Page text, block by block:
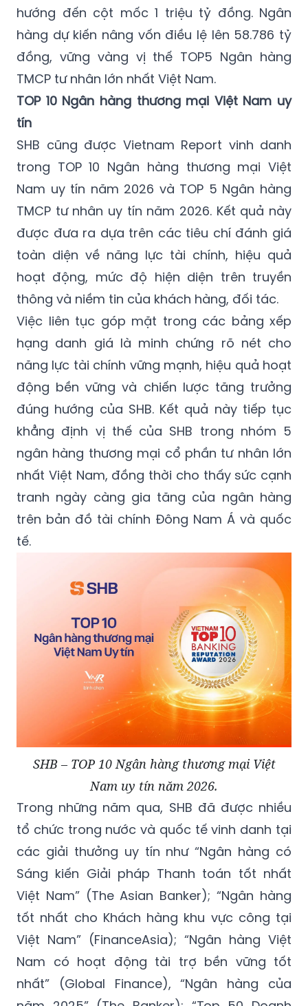
hướng đến cột mốc 1 triệu tỷ đồng. Ngân
hàng dự kiến nâng vốn điều lệ lên 58.786 tỷ
đồng, vững vàng vị thế TOP5 Ngân hàng
TMCP tư nhân lớn nhất Việt Nam.
TOP 10 Ngân hàng thương mại Việt Nam uy
tín
SHB cũng được Vietnam Report vinh danh
trong TOP 10 Ngân hàng thương mại Việt
Nam uy tín năm 2026 và TOP 5 Ngân hàng
TMCP tư nhân uy tín năm 2026. Kết quả này
được đưa ra dựa trên các tiêu chí đánh giá
toàn diện về năng lực tài chính, hiệu quả
hoạt động, mức độ hiện diện trên truyền
thông và niềm tin của khách hàng, đối tác.
Việc liên tục góp mặt trong các bảng xếp
hạng danh giá là minh chứng rõ nét cho
năng lực tài chính vững mạnh, hiệu quả hoạt
động bền vững và chiến lược tăng trưởng
đúng hướng của SHB. Kết quả này tiếp tục
khẳng định vị thế của SHB trong nhóm 5
ngân hàng thương mại cổ phần tư nhân lớn
nhất Việt Nam, đồng thời cho thấy sức cạnh
tranh ngày càng gia tăng của ngân hàng
trên bản đồ tài chính Đông Nam Á và quốc
tế.
SHB – TOP 10 Ngân hàng thương mại Việt
Nam uy tín năm 2026.
Trong những năm qua, SHB đã được nhiều
tổ chức trong nước và quốc tế vinh danh tại
các giải thưởng uy tín như “Ngân hàng có
Sáng kiến Giải pháp Thanh toán tốt nhất
Việt Nam” (The Asian Banker); “Ngân hàng
tốt nhất cho Khách hàng khu vực công tại
Việt Nam” (FinanceAsia); “Ngân hàng Việt
Nam có hoạt động tài trợ bền vững tốt
nhất” (Global Finance), “Ngân hàng của